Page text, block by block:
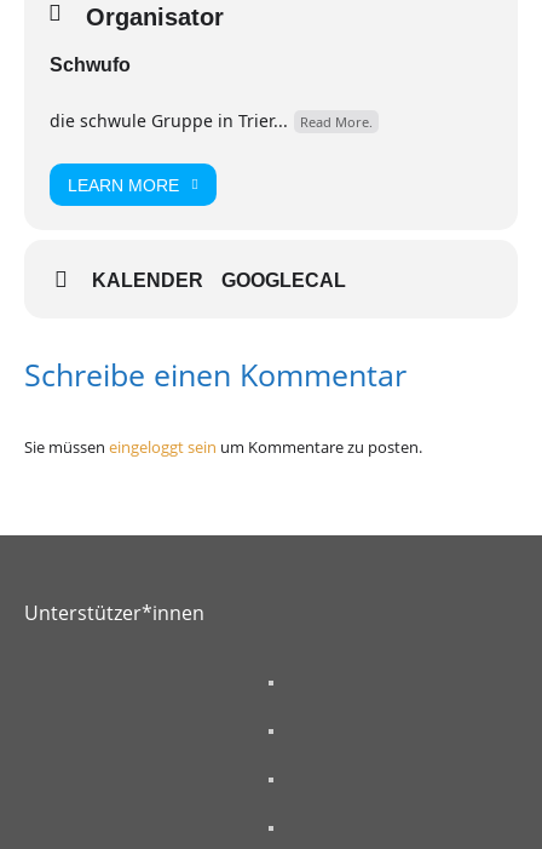
Organisator
Schwufo
die schwule Gruppe in Trier... Read More.
LEARN MORE
KALENDER GOOGLECAL
Schreibe einen Kommentar
Sie müssen eingeloggt sein um Kommentare zu posten.
Unterstützer*innen